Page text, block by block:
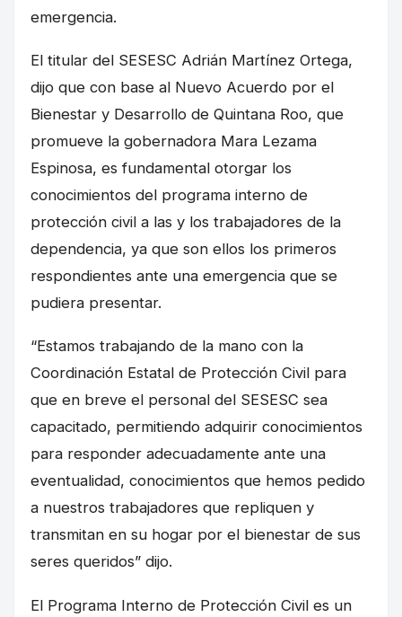
emergencia.
El titular del SESESC Adrián Martínez Ortega,
dijo que con base al Nuevo Acuerdo por el
Bienestar y Desarrollo de Quintana Roo, que
promueve la gobernadora Mara Lezama
Espinosa, es fundamental otorgar los
conocimientos del programa interno de
protección civil a las y los trabajadores de la
dependencia, ya que son ellos los primeros
respondientes ante una emergencia que se
pudiera presentar.
“Estamos trabajando de la mano con la
Coordinación Estatal de Protección Civil para
que en breve el personal del SESESC sea
capacitado, permitiendo adquirir conocimientos
para responder adecuadamente ante una
eventualidad, conocimientos que hemos pedido
a nuestros trabajadores que repliquen y
transmitan en su hogar por el bienestar de sus
seres queridos” dijo.
El Programa Interno de Protección Civil es un